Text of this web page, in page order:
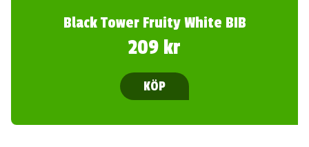
Black Tower Fruity White BIB
209 kr
KÖP